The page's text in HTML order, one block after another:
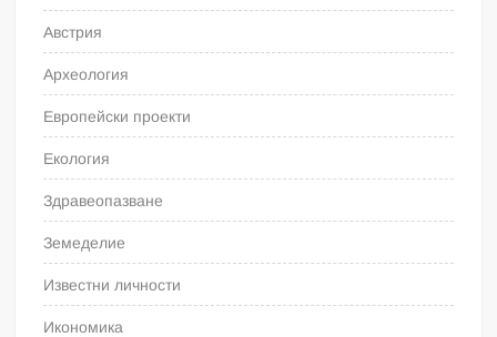
Австрия
Археология
Европейски проекти
Екология
Здравеопазване
Земеделие
Известни личности
Икономика